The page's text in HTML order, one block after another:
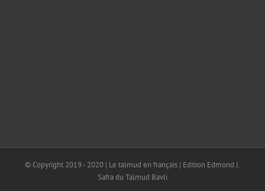
© Copyright 2019 - 2020 | Le talmud en français | Edition Edmond J.
Safra du Talmud Bavli